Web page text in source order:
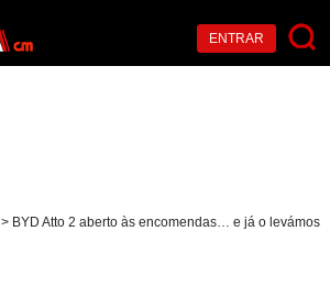
ENTRAR
> BYD Atto 2 aberto às encomendas… e já o levámos